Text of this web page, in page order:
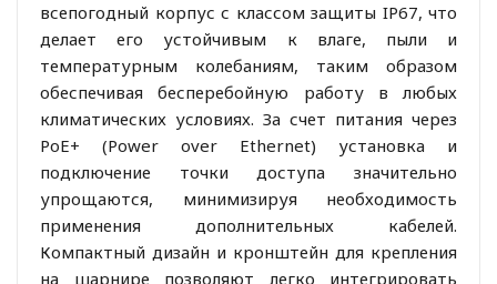
всепогодный корпус с классом защиты IP67, что
делает его устойчивым к влаге, пыли и
температурным колебаниям, таким образом
обеспечивая бесперебойную работу в любых
климатических условиях. За счет питания через
PoE+ (Power over Ethernet) установка и
подключение точки доступа значительно
упрощаются, минимизируя необходимость
применения дополнительных кабелей.
Компактный дизайн и кронштейн для крепления
на шарнире позволяют легко интегрировать